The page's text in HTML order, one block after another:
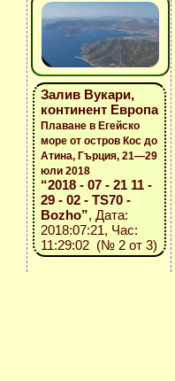
Залив Вукари,
континент Европа
Плаване в Егейско
море от остров Кос до
Атина, Гърция, 21—29
юли 2018
“2018 - 07 - 21 11 -
29 - 02 - TS70 -
Bozho”, Дата:
2018:07:21, Час:
11:29:02 (№ 2 от 3)